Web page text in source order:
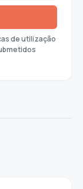
de utilização